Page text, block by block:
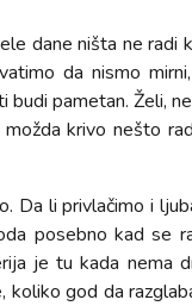
dane ništa ne radi
da nismo
pametan. Želi,
krivo nešto
Da li privlačimo i
posebno kad se
je tu kada nema
koliko god da